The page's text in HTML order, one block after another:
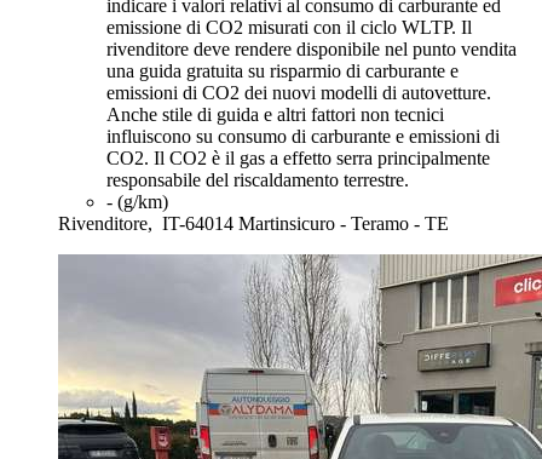
indicare i valori relativi al consumo di carburante ed
emissione di CO2 misurati con il ciclo WLTP. Il
rivenditore deve rendere disponibile nel punto vendita
una guida gratuita su risparmio di carburante e
emissioni di CO2 dei nuovi modelli di autovetture.
Anche stile di guida e altri fattori non tecnici
influiscono su consumo di carburante e emissioni di
CO2. Il CO2 è il gas a effetto serra principalmente
responsabile del riscaldamento terrestre.
- (g/km)
Rivenditore, IT-64014 Martinsicuro - Teramo - TE